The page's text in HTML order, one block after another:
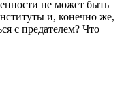
не может быть
и, конечно же,
с предателем? Что